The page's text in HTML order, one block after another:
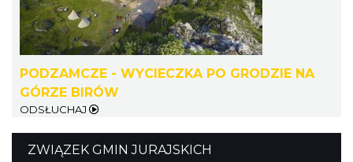
Gminne Dożynki w Zdowie
Zdów
PODZAMCZE - WYCIECZKA PO GRODZIE NA
GÓRZE BIRÓW
ODSŁUCHAJ
ZWIĄZEK GMIN JURAJSKICH